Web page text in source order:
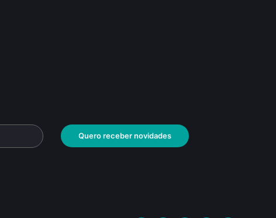
Quero receber novidades